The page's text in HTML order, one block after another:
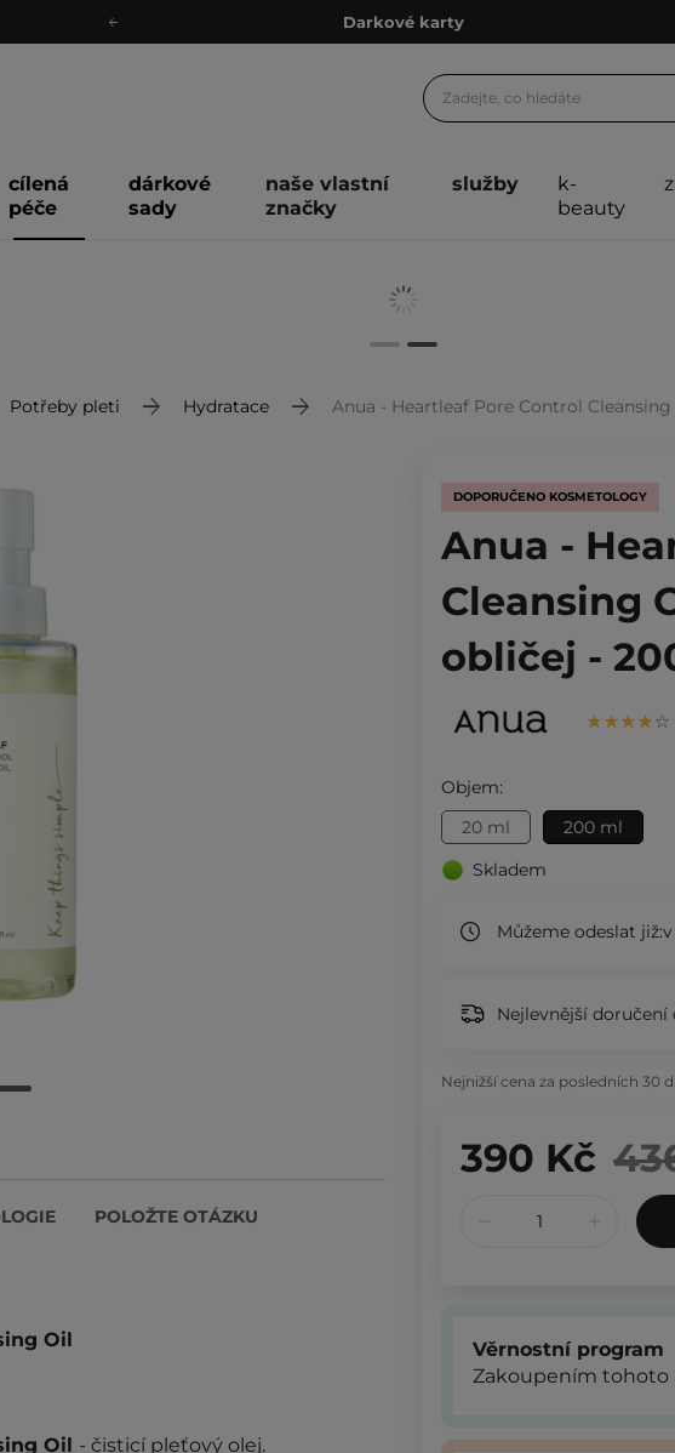
Darkové karty
Doporučovací Program
Darkové karty
cílená
péče
dárkové
sady
naše vlastní
značky
služby
k-
beauty
Potřeby pleti Hydratace Anua - Heartleaf Pore Control
POLOŽTE OTÁZKU
Oil
Oil - čisticí pleťový olej.
DOPORUČENO KOSMETOLOGY
Anua -
Cleansing
obličej -
Objem:
20 ml
200 ml
Skladem
Můžeme odeslat již:
Nejlevnější doručení
Nejnižší cena za posledních 30
390 Kč
Věrnostní program
Zakoupením tohoto